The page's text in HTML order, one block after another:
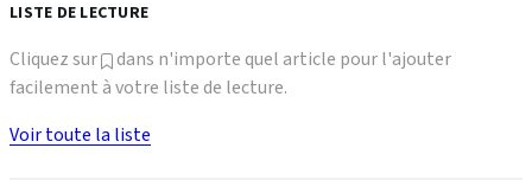
LISTE DE LECTURE
Cliquez sur
dans n'importe quel article pour l'ajouter
facilement à votre liste de lecture.
Voir toute la liste